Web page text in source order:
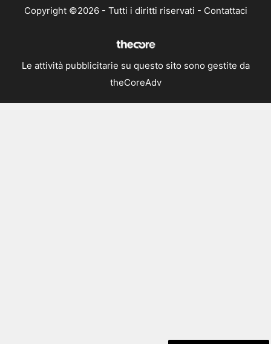
Copyright ©2026 - Tutti i diritti riservati - Contattaci
Le attività pubblicitarie su questo sito sono gestite da
theCoreAdv